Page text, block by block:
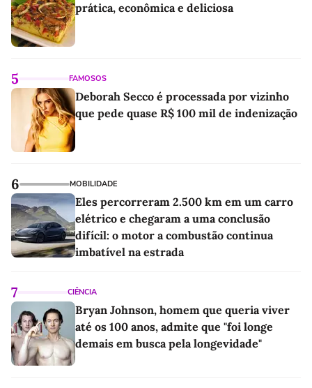
prática, econômica e deliciosa
5 FAMOSOS
Deborah Secco é processada por vizinho
que pede quase R$ 100 mil de indenização
6 MOBILIDADE
Eles percorreram 2.500 km em um carro
elétrico e chegaram a uma conclusão
difícil: o motor a combustão continua
imbatível na estrada
7 CIÊNCIA
Bryan Johnson, homem que queria viver
até os 100 anos, admite que "foi longe
demais em busca pela longevidade"